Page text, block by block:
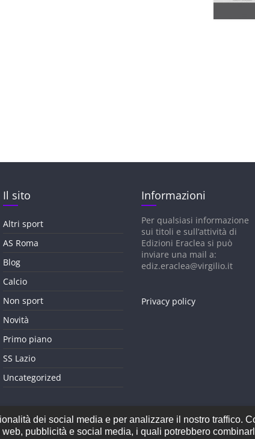
Il sito
Altri sport
AS Roma
Blog
Calcio
Non sport
Novità
Primo piano
SS Lazio
Uncategorized
Informazioni
Per qualsiasi informazione
sui titoli e sull’attività di
Edizioni Eraclea si può
inviare una mail a:
ediz.eraclea@virgilio.it
Privacy policy
dei social media e per analizzare il nostro traffico.
pubblicità e social media, i quali potrebbero